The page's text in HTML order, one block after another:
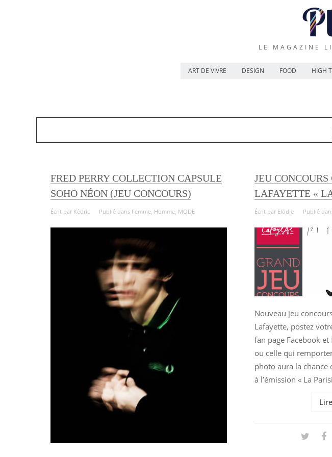
LE MAGAZINE
ART DE VIVRE DESIGN FOOD HIGH
FRED PERRY COLLECTION CAPSULE
SOHO NÉON (JEU CONCOURS)
Écrit par Kédric Publié dans Femme, Homme, MODE
JEU
LAFAYETTE «
Écrit par Elodie Publié
Nouveau jeu
Lafayette, postez
fan page Facebook
ou celle qui
photo aura la chance
à l’émission « La